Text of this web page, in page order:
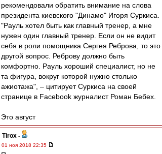
рекомендовали обратить внимание на слова
президента киевского "Динамо" Игоря Суркиса.
"Рауль хотел быть как главный тренер, а мне
нужен один главный тренер. Если он не видит
себя в роли помощника Сергея Реброва, то это
другой вопрос. Реброву должно быть
комфортно. Рауль хороший специалист, но не
та фигура, вокруг которой нужно столько
ажиотажа", – цитирует Суркиса на своей
странице в Facebook журналист Роман Бебех.
Это август
Tirox -
01 ноя 2018 22:35